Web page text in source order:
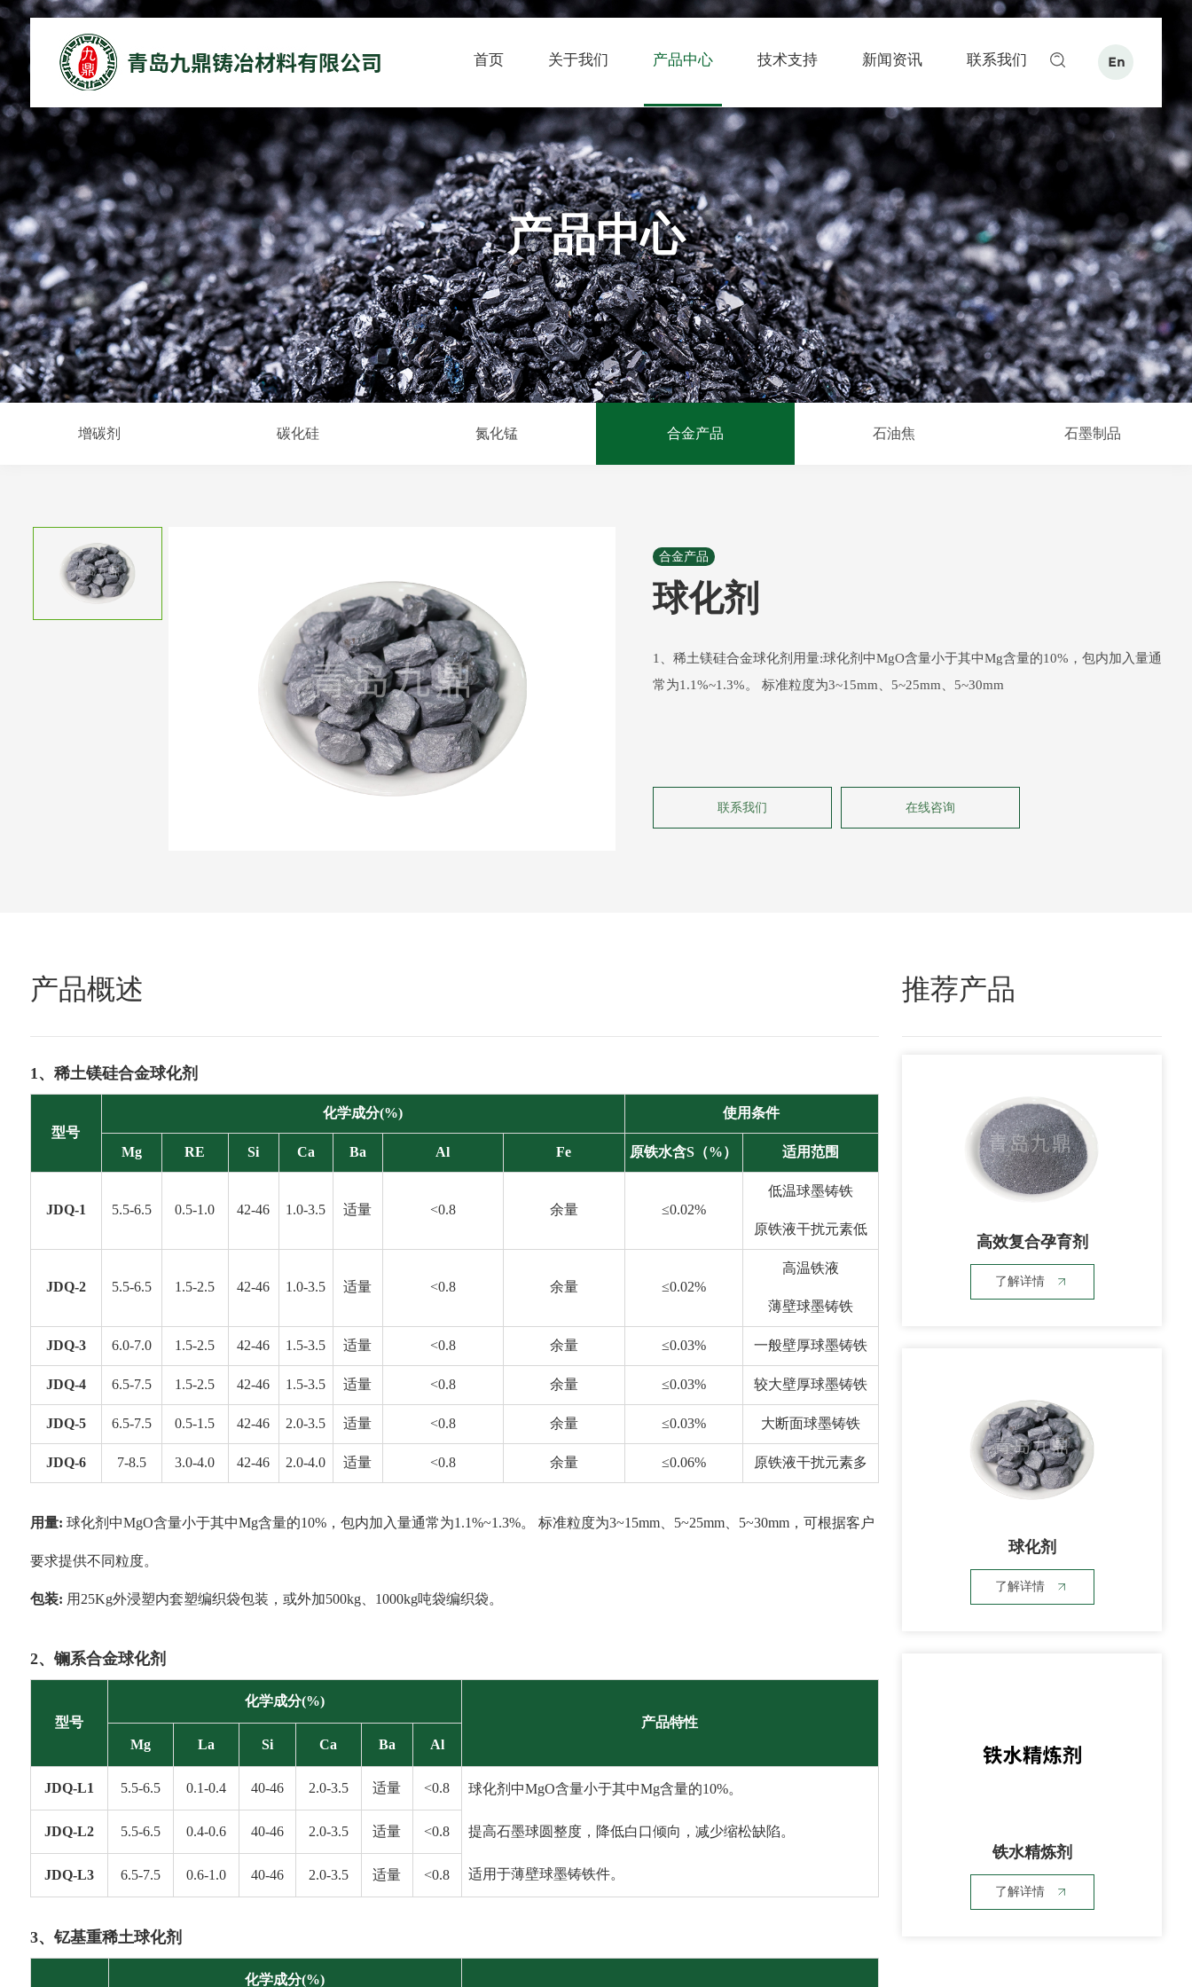
首页 关于我们 产品中心 技术支持 新闻资讯 联系我们
搜索
En
产品中心
增碳剂 碳化硅 氮化锰 合金产品 石油焦 石墨制品
合金产品
球化剂
1、稀土镁硅合金球化剂用量:球化剂中MgO含量小于其中Mg含量的10%，包内加入量通
常为1.1%~1.3%。 标准粒度为3~15mm、5~25mm、5~30mm
联系我们 在线咨询
产品概述
1、稀土镁硅合金球化剂
型号
化学成分(%) 使用条件
Mg RE Si Ca Ba Al Fe 原铁水含S（%） 适用范围
JDQ-1 5.5-6.5 0.5-1.0 42-46 1.0-3.5 适量 <0.8 余量 ≤0.02%
低温球墨铸铁
原铁液干扰元素低
JDQ-2 5.5-6.5 1.5-2.5 42-46 1.0-3.5 适量 <0.8 余量 ≤0.02%
高温铁液
薄壁球墨铸铁
JDQ-3 6.0-7.0 1.5-2.5 42-46 1.5-3.5 适量 <0.8 余量 ≤0.03% 一般壁厚球墨铸铁
JDQ-4 6.5-7.5 1.5-2.5 42-46 1.5-3.5 适量 <0.8 余量 ≤0.03% 较大壁厚球墨铸铁
JDQ-5 6.5-7.5 0.5-1.5 42-46 2.0-3.5 适量 <0.8 余量 ≤0.03% 大断面球墨铸铁
JDQ-6 7-8.5 3.0-4.0 42-46 2.0-4.0 适量 <0.8 余量 ≤0.06% 原铁液干扰元素多
用量: 球化剂中MgO含量小于其中Mg含量的10%，包内加入量通常为1.1%~1.3%。 标准粒度为3~15mm、5~25mm、5~30mm，可根据客户
要求提供不同粒度。
包装: 用25Kg外浸塑内套塑编织袋包装，或外加500kg、1000kg吨袋编织袋。
2、镧系合金球化剂
型号
化学成分(%)
产品特性
Mg
La Si Ca Ba Al
JDQ-L1 5.5-6.5 0.1-0.4 40-46 2.0-3.5 适量 <0.8 球化剂中MgO含量小于其中Mg含量的10%。
提高石墨球圆整度，降低白口倾向，减少缩松缺陷。
适用于薄壁球墨铸铁件。
JDQ-L2 5.5-6.5 0.4-0.6 40-46 2.0-3.5 适量 <0.8
JDQ-L3 6.5-7.5 0.6-1.0 40-46 2.0-3.5 适量 <0.8
3、钇基重稀土球化剂
化学成分(%)
推荐产品
高效复合孕育剂
了解详情
球化剂
了解详情
铁水精炼剂
了解详情